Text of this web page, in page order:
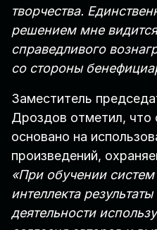
творчества.
решением мне
справедливого
со стороны
Заместитель
Дроздов отметил,
основано на
произведений,
«При обучении систем
интеллекта
деятельности